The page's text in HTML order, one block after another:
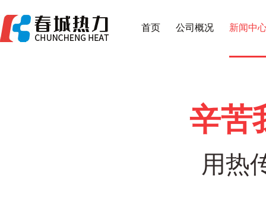
首页 公司概况 新闻中
辛苦
用热